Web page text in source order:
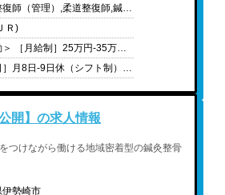
柔道整復師（管理）,柔道整復師,鍼灸師
Ｒ)
＜常勤＞ ［月給制］25万円-35万円 ※経験や状況に応じて変動可能性有り ※中途の場合、前職給与や経験を考慮の上給与決定 ＜モデル給与＞ 院長・マネージャークラス：30万円-35万円 主任・副院長クラス：28万円-30万円 一般スタッフ（中途）：25万円-30万円 新卒未経験：23万円- ※上記は目安の金額になります
［休日］月8日-9日休（シフト制） ※原則、週休2日になるよう調整 ［休暇］※有給休暇は法定通り支給 ［有休消化率］人材紹介担当者までお問い合わせください。 ［年間休日］108日 ［育休取得実績］あり ［過去の育休取得実績例］人材紹介担当者までお問い合わせください。 ［育休制度補足］人材紹介担当者までお問い合わせください。
開】の求人情報
つけながら働ける地域密着型の鍼灸整骨
伊勢崎市